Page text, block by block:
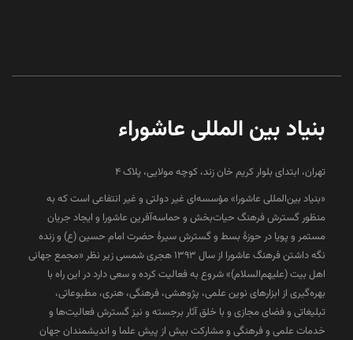
بنیاد بین المللی عاشوراء
تهران، ابتدای بلوار کریم خان زند، کوچه مولایی، پلاک 4
«بنیاد بین‌المللی عاشورا» مؤسسه‌ای غیر دولتی و غیر انتفاعی است که به
منظور گسترش فرهنگ حیات‌بخش و حماسه‌آفرین عاشورا و ایجاد جریان
مستمر و پویا در حوزۀ بسط و گسترش سیرۀ حضرت امام حسین (ع) و زنده
نگه داشتن فرهنگ عاشورا از سال ۱۳۹۳ هجری شمسی زیر نظر «مجمع جهانی
اهل بیت (علیهم‌السلام)» شروع به فعالیت کرده و سعی دارد در این راه با
بهره‌گیری از ابزارهای نوین علمی، پژوهشی، فرهنگی، هنری، مطبوعاتی،
تبلیغاتی و فضای مجازی و با خلق آثار برجسته و نیز گسترش فعالیت‌ها و
خدمات علمی و فرهنگی و مشارکت بیش از پیش علما و اندیشمندان جهان